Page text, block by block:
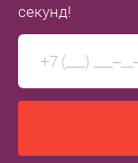
секунд!